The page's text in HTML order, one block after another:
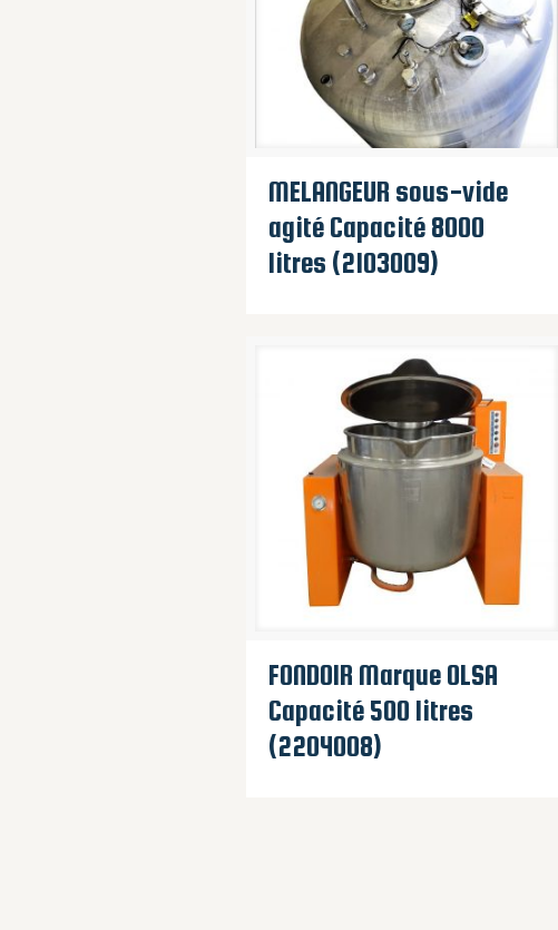
MELANGEUR sous-vide
agité Capacité 8000
litres (2103009)
FONDOIR Marque OLSA
Capacité 500 litres
(2204008)